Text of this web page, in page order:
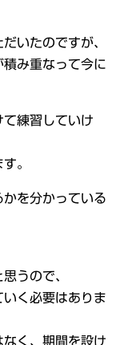
いたのですが、
み重なって今に
練習していけ
。
を分かっている
うので、
く必要はありま
なく、期間を設け